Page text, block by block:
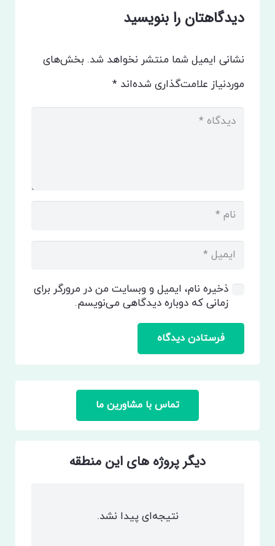
دیدگاهتان را بنویسید
نشانی ایمیل شما منتشر نخواهد شد. بخش‌های
موردنیاز علامت‌گذاری شده‌اند*
ذخیره نام، ایمیل و وبسایت من در مرورگر برای
زمانی که دوباره دیدگاهی می‌نویسم.
فرستادن دیدگاه
تماس با مشاورین ما
دیگر پروژه های این منطقه
نتیجه‌ای پیدا نشد.